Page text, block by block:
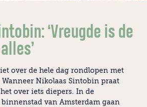
‘Vreugde is de
over de hele dag rondlopen met
Nikolaas Sintobin praat
over iets diepers. In de
van Amsterdam gaan